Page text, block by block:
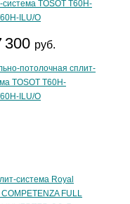
300 руб.
потолочная сплит-
TOSOT T60H-
ILU/O